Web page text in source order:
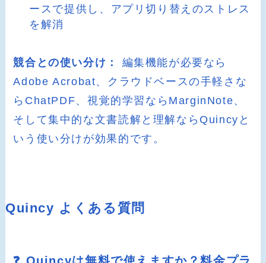
ースで提供し、アプリ切り替えのストレス
を解消
競合との使い分け：
編集機能が必要なら
Adobe Acrobat、クラウドベースの手軽さな
らChatPDF、視覚的学習ならMarginNote、
そして集中的な文書読解と理解ならQuincyと
いう使い分けが効果的です。
Quincy よくある質問
❓ Quincyは無料で使えますか？料金プラ